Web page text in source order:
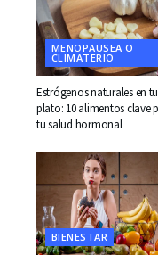
MENOPAUSEA O
CLIMATERIO
Estrógenos naturales en tu
plato: 10 alimentos clave
tu salud hormonal
BIENESTAR